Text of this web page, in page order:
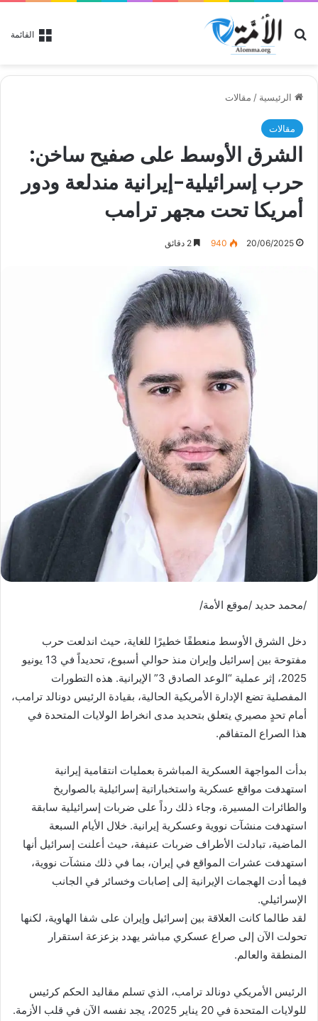
القائمة بحث عن
الرئيسية / مقالات
مقالات
الشرق الأوسط على صفيح ساخن:
حرب إسرائيلية-إيرانية مندلعة ودور
أمريكا تحت مجهر ترامب
20/06/2025
940
/محمد حديد /موقع الأمة/
دخل الشرق الأوسط منعطفًا خطيرًا للغاية، حيث اندلعت حرب
مفتوحة بين إسرائيل وإيران منذ حوالي أسبوع، تحديداً في 13 يونيو
2025، إثر عملية “الوعد الصادق 3” الإيرانية. هذه التطورات
المفصلية تضع الإدارة الأمريكية الحالية، بقيادة الرئيس دونالد ترامب،
أمام تحدٍ مصيري يتعلق بتحديد مدى انخراط الولايات المتحدة في
هذا الصراع المتفاقم.
بدأت المواجهة العسكرية المباشرة بعمليات انتقامية إيرانية
استهدفت مواقع عسكرية واستخباراتية إسرائيلية بالصواريخ
والطائرات المسيرة، وجاء ذلك رداً على ضربات إسرائيلية سابقة
استهدفت منشآت نووية وعسكرية إيرانية. خلال الأيام السبعة
الماضية، تبادلت الأطراف ضربات عنيفة، حيث أعلنت إسرائيل أنها
استهدفت عشرات المواقع في إيران، بما في ذلك منشآت نووية،
فيما أدت الهجمات الإيرانية إلى إصابات وخسائر في الجانب
الإسرائيلي.
لقد طالما كانت العلاقة بين إسرائيل وإيران على شفا الهاوية، لكنها
تحولت الآن إلى صراع عسكري مباشر يهدد بزعزعة استقرار
المنطقة والعالم.
الرئيس الأمريكي دونالد ترامب، الذي تسلم مقاليد الحكم كرئيس
للولايات المتحدة في 20 يناير 2025، يجد نفسه الآن في قلب الأزمة.